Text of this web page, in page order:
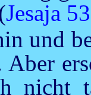
Jesaja 53
und
nicht